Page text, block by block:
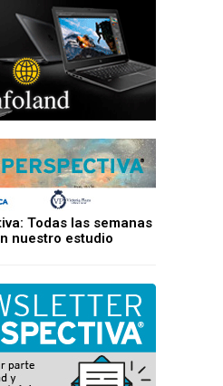
Todas las semanas
nuestro estudio